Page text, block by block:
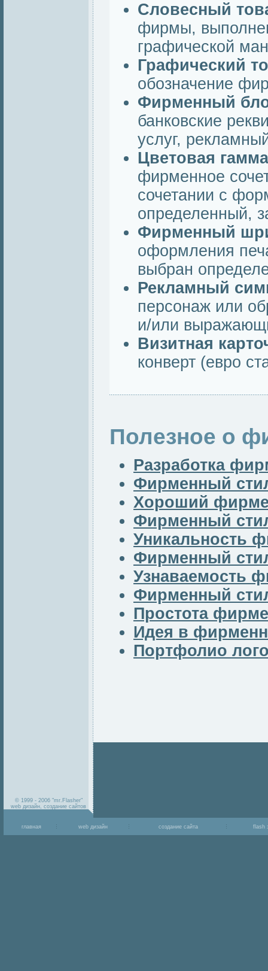
Словесный
фирмы,
графической
Графический
обозначение
Фирменный
банковские
услуг,
Цветовая гамма
фирменное
сочетании с
определенный,
Фирменный
оформления
выбран
Рекламный
персонаж или
и/или
Визитная
конверт (евро
Полезное о
Разработка
Фирменный
Хороший
Фирменный
Уникальность
Фирменный
Узнаваемость
Фирменный
Простота
Идея в
Портфолио
© 1999 - 2006 "mr.Flasher"
web дизайн, создание сайтов
главная web дизайн создание сайта flash